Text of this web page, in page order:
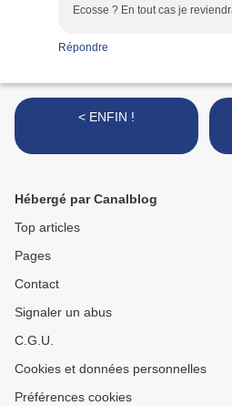
Ecosse ? En tout cas je
Répondre
< ENFIN !
Hébergé par Canalblog
Top articles
Pages
Contact
Signaler un abus
C.G.U.
Cookies et données personnelles
Préférences cookies